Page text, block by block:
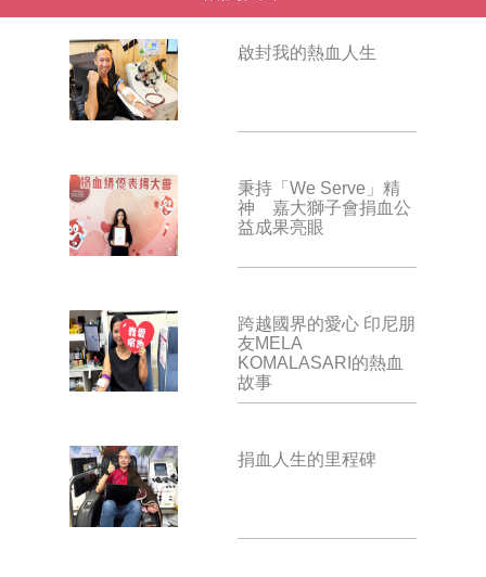
啟封我的熱血人生
秉持「We Serve」精
神 嘉大獅子會捐血公
益成果亮眼
跨越國界的愛心 印尼朋
友MELA
KOMALASARI的熱血
故事
捐血人生的里程碑